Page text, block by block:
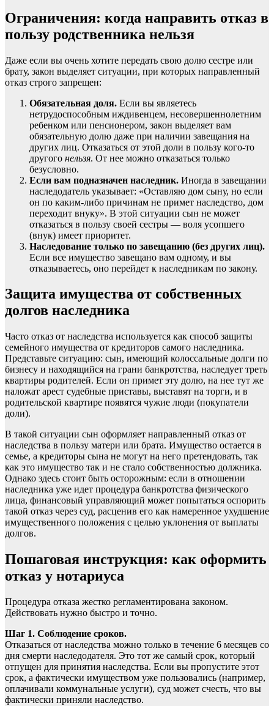
Ограничения: когда направить отказ в
пользу родственника нельзя
Даже если вы очень хотите передать свою долю сестре или
брату, закон выделяет ситуации, при которых направленный
отказ строго запрещен:
Обязательная доля. Если вы являетесь
нетрудоспособным иждивенцем, несовершеннолетним
ребенком или пенсионером, закон выделяет вам
обязательную долю даже при наличии завещания на
других лиц. Отказаться от этой доли в пользу кого-то
другого нельзя. От нее можно отказаться только
безусловно.
Если вам подназначен наследник. Иногда в завещании
наследодатель указывает: «Оставляю дом сыну, но если
он по каким-либо причинам не примет наследство, дом
переходит внуку». В этой ситуации сын не может
отказаться в пользу своей сестры — воля усопшего
(внук) имеет приоритет.
Наследование только по завещанию (без других лиц).
Если все имущество завещано вам одному, и вы
отказываетесь, оно перейдет к наследникам по закону.
Защита имущества от собственных
долгов наследника
Часто отказ от наследства используется как способ защиты
семейного имущества от кредиторов самого наследника.
Представьте ситуацию: сын, имеющий колоссальные долги по
бизнесу и находящийся на грани банкротства, наследует треть
квартиры родителей. Если он примет эту долю, на нее тут же
наложат арест судебные приставы, выставят на торги, и в
родительской квартире появятся чужие люди (покупатели
доли).
В такой ситуации сын оформляет направленный отказ от
наследства в пользу матери или брата. Имущество остается в
семье, а кредиторы сына не могут на него претендовать, так
как это имущество так и не стало собственностью должника.
Однако здесь стоит быть осторожным: если в отношении
наследника уже идет процедура банкротства физического
лица, финансовый управляющий может попытаться оспорить
такой отказ через суд, расценив его как намеренное ухудшение
имущественного положения с целью уклонения от выплаты
долгов.
Пошаговая инструкция: как оформить
отказ у нотариуса
Процедура отказа жестко регламентирована законом.
Действовать нужно быстро и точно.
Шаг 1. Соблюдение сроков.
Отказаться от наследства можно только в течение 6 месяцев со
дня смерти наследодателя. Это тот же самый срок, который
отпущен для принятия наследства. Если вы пропустите этот
срок, а фактически имуществом уже пользовались (например,
оплачивали коммунальные услуги), суд может счесть, что вы
фактически приняли наследство.